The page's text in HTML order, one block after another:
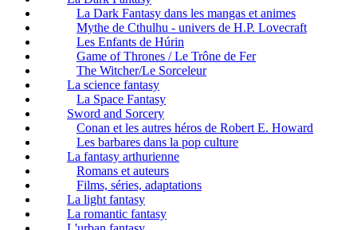
La Dark Fantasy dans les mangas et animes
Mythe de Cthulhu - univers de H.P. Lovecraft
Les Enfants de Húrin
Game of Thrones / Le Trône de Fer
The Witcher/Le Sorceleur
La science fantasy
La Space Fantasy
Sword and Sorcery
Conan et les autres héros de Robert E. Howard
Les barbares dans la pop culture
La fantasy arthurienne
Romans et auteurs
Films, séries, adaptations
La light fantasy
La romantic fantasy